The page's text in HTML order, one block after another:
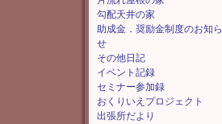
勾配天井の家
助成金．奨励金制度のお知ら
せ
その他日記
イベント記録
セミナー参加録
おくりいえプロジェクト
出張所だより